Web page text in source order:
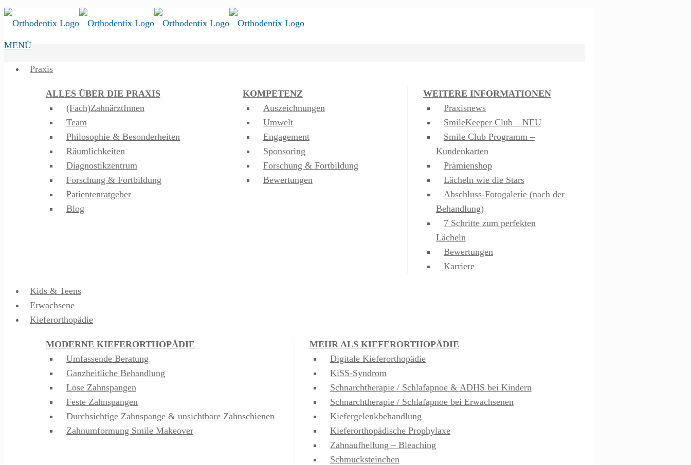
MENÜ
Praxis
ALLES ÜBER DIE PRAXIS
(Fach)ZahnärztInnen
Team
Philosophie & Besonderheiten
Räumlichkeiten
Diagnostikzentrum
Forschung & Fortbildung
Patientenratgeber
Blog
KOMPETENZ
Auszeichnungen
Umwelt
Engagement
Sponsoring
Forschung & Fortbildung
Bewertungen
WEITERE INFORMATIONEN
Praxisnews
SmileKeeper Club – NEU
Smile Club Programm –
Kundenkarten
Prämienshop
Lächeln wie die Stars
Abschluss-Fotogalerie (nach der
Behandlung)
7 Schritte zum perfekten
Lächeln
Bewertungen
Karriere
Kids & Teens
Erwachsene
Kieferorthopädie
MODERNE KIEFERORTHOPÄDIE
Umfassende Beratung
Ganzheitliche Behandlung
Lose Zahnspangen
Feste Zahnspangen
Durchsichtige Zahnspange & unsichtbare Zahnschienen
Zahnumformung Smile Makeover
MEHR ALS KIEFERORTHOPÄDIE
Digitale Kieferorthopädie
KiSS-Syndrom
Schnarchtherapie / Schlafapnoe & ADHS bei Kindern
Schnarchtherapie / Schlafapnoe bei Erwachsenen
Kiefergelenkbehandlung
Kieferorthopädische Prophylaxe
Zahnaufhellung – Bleaching
Schmucksteinchen